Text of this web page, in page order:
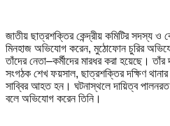
জাতীয় ছাত্রশক্তির কেন্দ্রীয় কমিটির সদস্য
মিনহাজ অভিযোগ করেন, মুঠোফোন চুরির
তাঁদের নেতা–কর্মীদের মারধর করা হয়েছে। তাঁর
সংগঠক শেখ ফয়সাল, ছাত্রশক্তির দক্ষিণ
সাব্বির আহত হন। ঘটনাস্থলে দায়িত্ব পালনরত
বলে অভিযোগ করেন তিনি।